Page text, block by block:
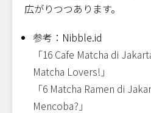
広がりつつあります。
参考：Nibble.id
「16 Cafe Matcha di
Matcha Lovers!」
「6 Matcha Ramen di
Mencoba?」